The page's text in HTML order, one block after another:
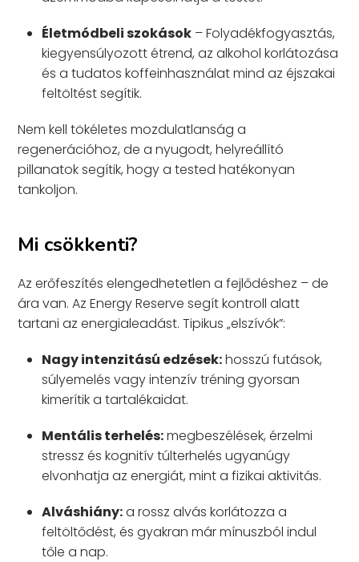
Életmódbeli szokások – Folyadékfogyasztás,
kiegyensúlyozott étrend, az alkohol korlátozása
és a tudatos koffeinhasználat mind az éjszakai
feltöltést segítik.
Nem kell tökéletes mozdulatlanság a
regenerációhoz, de a nyugodt, helyreállító
pillanatok segítik, hogy a tested hatékonyan
tankoljon.
Mi csökkenti?
Az erőfeszítés elengedhetetlen a fejlődéshez – de
ára van. Az Energy Reserve segít kontroll alatt
tartani az energialeadást. Tipikus „elszívók”:
Nagy intenzitású edzések:hosszú futások,
súlyemelés vagy intenzív tréning gyorsan
kimerítik a tartalékaidat.
Mentális terhelés:megbeszélések, érzelmi
stressz és kognitív túlterhelés ugyanúgy
elvonhatja az energiát, mint a fizikai aktivitás.
Alváshiány:a rossz alvás korlátozza a
feltöltődést, és gyakran már mínuszból indul
tőle a nap.